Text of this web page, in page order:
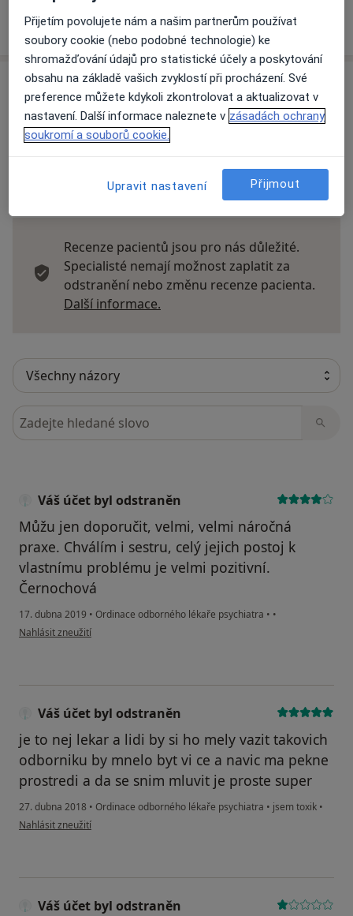
Víceo adrese
Názory
Přidejte svůj názor
Recenze pacientů jsou pro nás důležité.
Specialisté nemají možnost zaplatit za
odstranění nebo změnu recenze pacienta.
Další informace.
Hledejte v názorech
Váš účet byl odstraněn
Můžu jen doporučit, velmi, velmi náročná
praxe. Chválím i sestru, celý jejich postoj k
vlastnímu problému je velmi pozitivní.
Černochová
17. dubna 2019 • Ordinace odborného lékaře psychiatra • •
podle názoru uživatele Váš účet byl odstraněn
Nahlásit zneužití
Váš účet byl odstraněn
je to nej lekar a lidi by si ho mely vazit takovich
odborniku by mnelo byt vi ce a navic ma pekne
prostredi a da se snim mluvit je proste super
27. dubna 2018 • Ordinace odborného lékaře psychiatra • jsem toxik •
podle názoru uživatele Váš účet byl odstraněn
Nahlásit zneužití
Váš účet byl odstraněn
Přijetím povolujete nám a našim partnerům používat
soubory cookie (nebo podobné technologie) ke
shromažďování údajů pro statistické účely a poskytování
obsahu na základě vašich zvyklostí při procházení. Své
preference můžete kdykoli zkontrolovat a aktualizovat v
nastavení. Další informace naleznete v zásadách ochrany
soukromí a souborů cookie.
Upravit nastavení Přijmout